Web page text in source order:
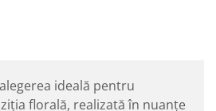
ideală pentru
florală, realizată în nuanțe